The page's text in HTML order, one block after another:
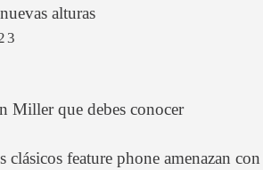
alturas
Miller que debes conocer
feature phone amenazan con